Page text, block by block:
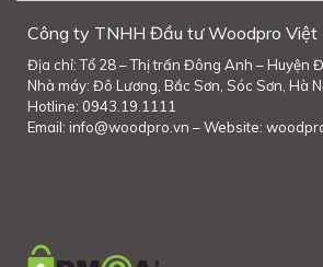
Công ty TNHH Đầu tư Woodpro Việt
Địa chỉ: Tổ 28 – Thị trấn Đông Anh – Huyện
Nhà máy: Đô Lương, Bắc Sơn, Sóc Sơn, Hà
Hotline: 0943.19.1111
Email: info@woodpro.vn – Website: